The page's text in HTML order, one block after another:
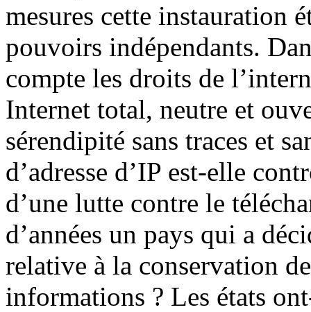
mesures cette instauration
pouvoirs indépendants.
compte les droits de
Internet total, neutre et
sérendipité sans traces et
d’adresse d’IP est-elle
d’une lutte contre le
d’années un pays qui a
relative à la conservation
informations ? Les états